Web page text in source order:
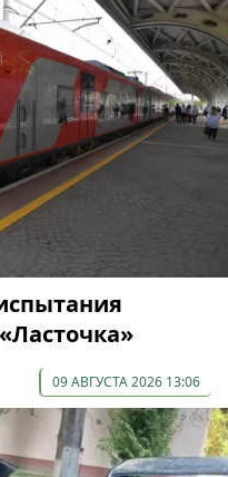
09 АВГУСТА 2026 13:06